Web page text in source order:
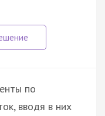
по
вводя в них